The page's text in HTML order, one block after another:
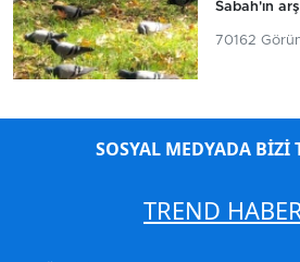
Sabah'ın
70162
SOSYAL MEDYADA BİZİ
TREND